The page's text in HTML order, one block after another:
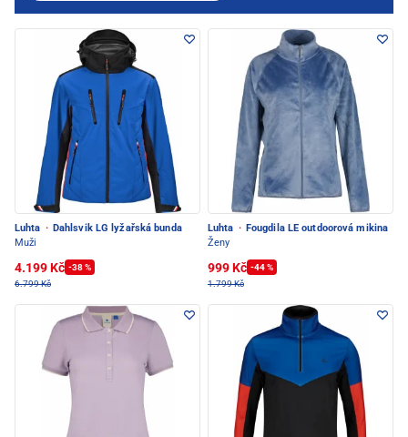
Luhta · Dahlsvik LG lyžařská bunda
Muži
4.199 Kč -38 %
6.799 Kč
Luhta · Fougdila LE outdoorová mikina
Ženy
999 Kč -44 %
1.799 Kč